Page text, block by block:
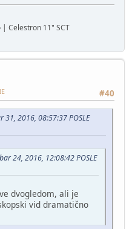
| Celestron 11" SCT
#40
2016, 08:57:37 POSLE
24, 2016, 12:08:42 POSLE
dvogledom, ali je
vid dramatično